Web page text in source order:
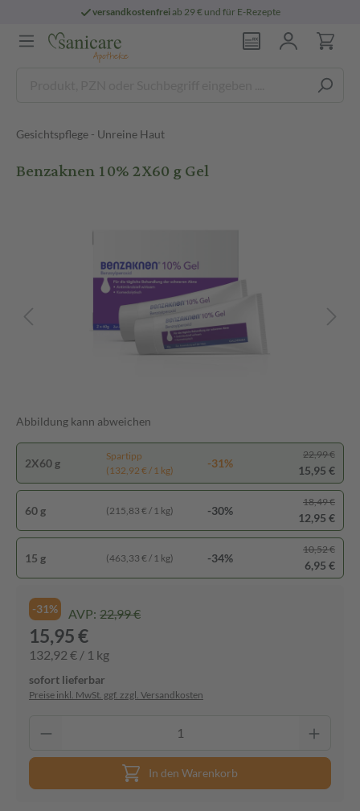
versandkostenfreiab 29 € und für E-Rezepte
Gesichtspflege - Unreine Haut
Benzaknen 10% 2X60 g Gel
Abbildung kann abweichen
2X60 g
Spartipp
(132,92 € / 1 kg)
-31%
22,99 €
15,95 €
60 g (215,83 € / 1 kg) -30%
18,49 €
12,95 €
15 g (463,33 € / 1 kg) -34%
10,52 €
6,95 €
-31% AVP: 22,99 €
15,95 €
132,92 € / 1 kg
sofort lieferbar
Preise inkl. MwSt. ggf. zzgl. Versandkosten
In den Warenkorb